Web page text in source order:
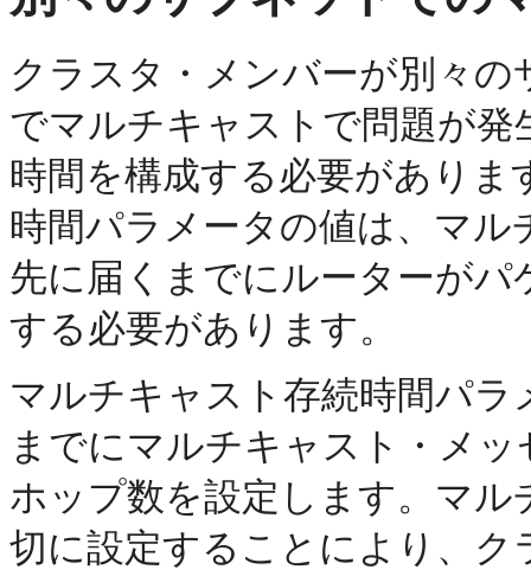
クラスタ・メンバーが別々
でマルチキャストで問題が
時間を構成する必要があり
時間パラメータの値は、マ
先に届くまでにルーターが
する必要があります。
マルチキャスト存続時間パ
までにマルチキャスト・メ
ホップ数を設定します。マ
切に設定することにより、